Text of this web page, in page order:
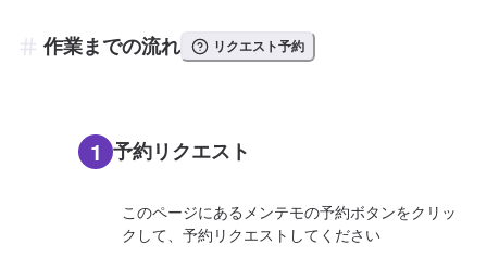
作業までの流れ リクエスト予約
1 予約リクエスト
このページにあるメンテモの予約ボタンをクリッ
クして、予約リクエストしてください